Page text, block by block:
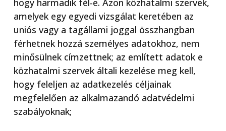
hogy harmadik fél-e. Azon közhatalmi szervek,
amelyek egy egyedi vizsgálat keretében az
uniós vagy a tagállami joggal összhangban
férhetnek hozzá személyes adatokhoz, nem
minősülnek címzettnek; az említett adatok e
közhatalmi szervek általi kezelése meg kell,
hogy feleljen az adatkezelés céljainak
megfelelően az alkalmazandó adatvédelmi
szabályoknak;